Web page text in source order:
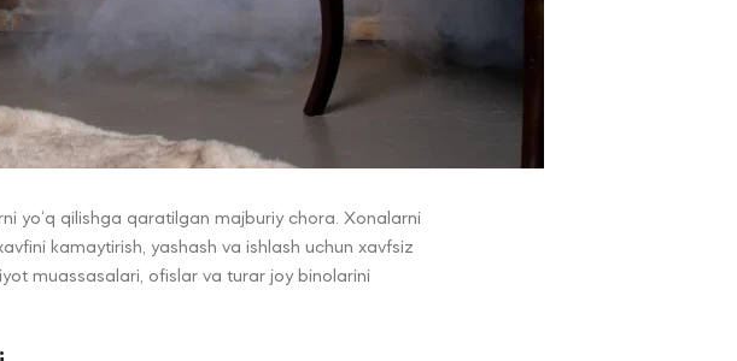
yo‘q qilishga qaratilgan majburiy chora. Xonalarni
kamaytirish, yashash va ishlash uchun xavfsiz
muassasalari, ofislar va turar joy binolarini